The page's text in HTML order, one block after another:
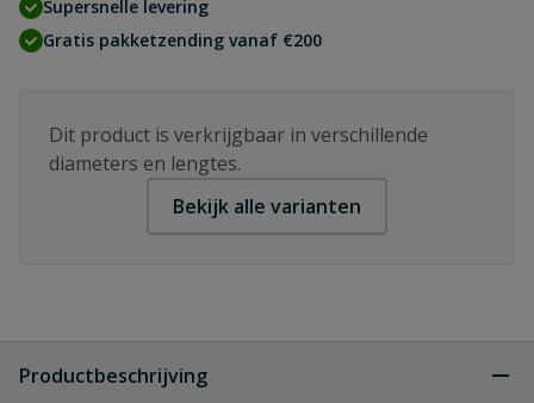
Supersnelle levering
Gratis pakketzending vanaf €200
Dit product is verkrijgbaar in verschillende
diameters en lengtes.
Bekijk alle varianten
Productbeschrijving